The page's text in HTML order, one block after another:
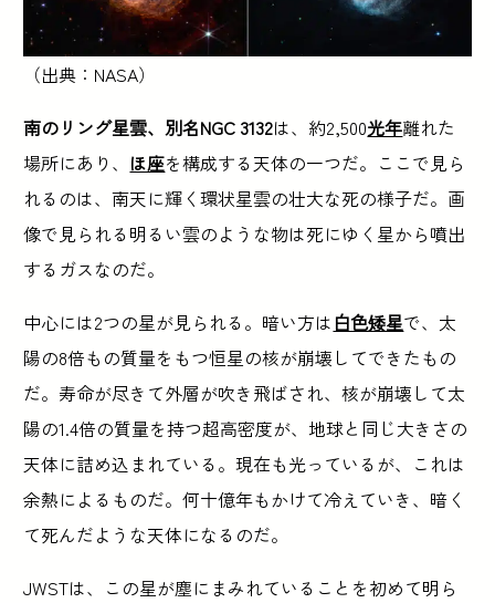
（出典：NASA）
南のリング星雲、別名NGC 3132は、約2,500光年離れた
場所にあり、 ほ座を構成する天体の一つだ。ここで見ら
れるのは、南天に輝く環状星雲の壮大な死の様子だ。画
像で見られる明るい雲のような物は死にゆく星から噴出
するガスなのだ。
中心には2つの星が見られる。暗い方は 白色矮星で、太
陽の8倍もの質量をもつ恒星の核が崩壊してできたもの
だ。寿命が尽きて外層が吹き飛ばされ、核が崩壊して太
陽の1.4倍の質量を持つ超高密度が、地球と同じ大きさの
天体に詰め込まれている。現在も光っているが、これは
余熱によるものだ。何十億年もかけて冷えていき、暗く
て死んだような天体になるのだ。
JWSTは、この星が塵にまみれていることを初めて明ら